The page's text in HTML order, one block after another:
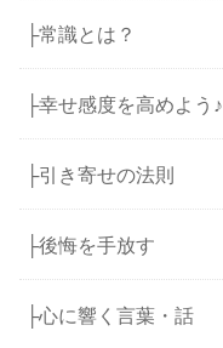
├常識とは？
├幸せ感度を高めよう♪
├引き寄せの法則
├後悔を手放す
├心に響く言葉・話